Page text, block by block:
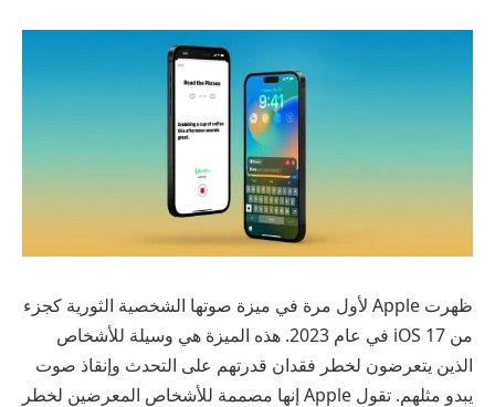
ظهرت Apple لأول مرة في ميزة صوتها الشخصية الثورية كجزء
من iOS 17 في عام 2023. هذه الميزة هي وسيلة للأشخاص
الذين يتعرضون لخطر فقدان قدرتهم على التحدث وإنقاذ صوت
يبدو مثلهم. تقول Apple إنها مصممة للأشخاص المعرضين لخطر